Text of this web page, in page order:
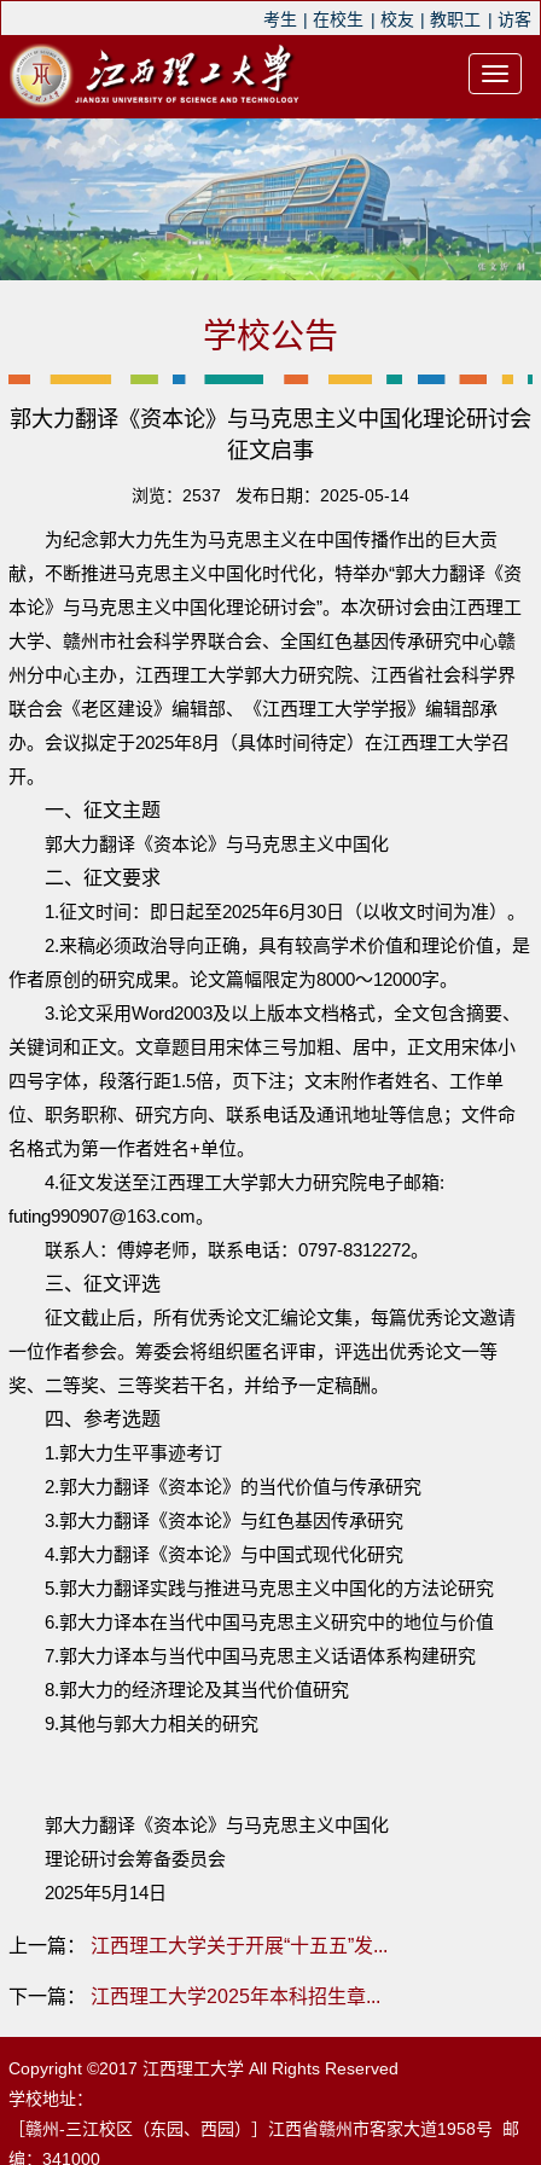
考生 | 在校生 | 校友 | 教职工 | 访客
学校公告
郭大力翻译《资本论》与马克思主义中国化理论研讨会
征文启事
浏览： 2537 发布日期：2025-05-14
为纪念郭大力先生为马克思主义在中国传播作出的巨大贡
献，不断推进马克思主义中国化时代化，特举办“郭大力翻译《资
本论》与马克思主义中国化理论研讨会”。本次研讨会由江西理工
大学、赣州市社会科学界联合会、全国红色基因传承研究中心赣
州分中心主办，江西理工大学郭大力研究院、江西省社会科学界
联合会《老区建设》编辑部、《江西理工大学学报》编辑部承
办。会议拟定于2025年8月（具体时间待定）在江西理工大学召
开。
一、征文主题
郭大力翻译《资本论》与马克思主义中国化
二、征文要求
1.征文时间：即日起至2025年6月30日（以收文时间为准）。
2.来稿必须政治导向正确，具有较高学术价值和理论价值，是
作者原创的研究成果。论文篇幅限定为8000～12000字。
3.论文采用Word2003及以上版本文档格式，全文包含摘要、
关键词和正文。文章题目用宋体三号加粗、居中，正文用宋体小
四号字体，段落行距1.5倍，页下注；文末附作者姓名、工作单
位、职务职称、研究方向、联系电话及通讯地址等信息；文件命
名格式为第一作者姓名+单位。
4.征文发送至江西理工大学郭大力研究院电子邮箱:
futing990907@163.com。
联系人：傅婷老师，联系电话：0797-8312272。
三、征文评选
征文截止后，所有优秀论文汇编论文集，每篇优秀论文邀请
一位作者参会。筹委会将组织匿名评审，评选出优秀论文一等
奖、二等奖、三等奖若干名，并给予一定稿酬。
四、参考选题
1.郭大力生平事迹考订
2.郭大力翻译《资本论》的当代价值与传承研究
3.郭大力翻译《资本论》与红色基因传承研究
4.郭大力翻译《资本论》与中国式现代化研究
5.郭大力翻译实践与推进马克思主义中国化的方法论研究
6.郭大力译本在当代中国马克思主义研究中的地位与价值
7.郭大力译本与当代中国马克思主义话语体系构建研究
8.郭大力的经济理论及其当代价值研究
9.其他与郭大力相关的研究
郭大力翻译《资本论》与马克思主义中国化
理论研讨会筹备委员会
2025年5月14日
上一篇： 江西理工大学关于开展“十五五”发...
下一篇： 江西理工大学2025年本科招生章...
Copyright ©2017 江西理工大学 All Rights Reserved
学校地址：
［赣州-三江校区（东园、西园）］江西省赣州市客家大道1958号 邮
编：341000